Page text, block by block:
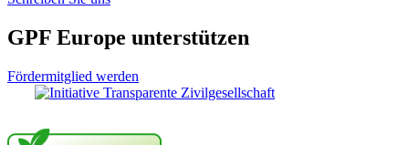
GPF Europe unterstützen
Fördermitglied werden